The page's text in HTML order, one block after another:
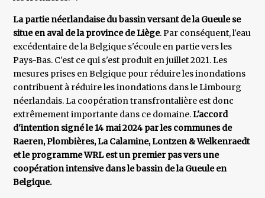
La partie néerlandaise du bassin versant de la Gueule se
situe en aval de la province de Liège. Par conséquent, l'eau
excédentaire de la Belgique s'écoule en partie vers les
Pays-Bas. C'est ce qui s'est produit en juillet 2021. Les
mesures prises en Belgique pour réduire les inondations
contribuent à réduire les inondations dans le Limbourg
néerlandais. La coopération transfrontalière est donc
extrêmement importante dans ce domaine.L'accord
d'intention signé le 14 mai 2024 par les communes de
Raeren, Plombières, La Calamine, Lontzen & Welkenraedt
et le programme WRL est un premier pas vers une
coopération intensive dans le bassin de la Gueule en
Belgique.